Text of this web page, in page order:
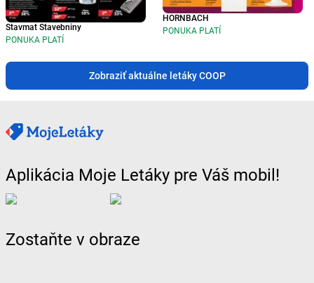
Stavmat Stavebniny
PONUKA PLATÍ
HORNBACH
PONUKA PLATÍ
Zobraziť aktuálne letáky COOP
Aplikácia Moje Letáky pre Váš mobil!
Zostaňte v obraze